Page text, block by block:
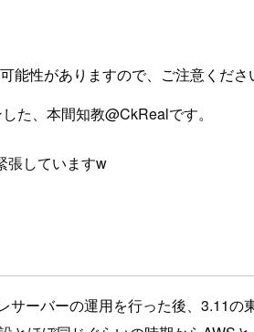
性がありますので、ご注意くださ
た、本間知教@CkRealです。
張していますw
ーバーの運用を行った後、3.11